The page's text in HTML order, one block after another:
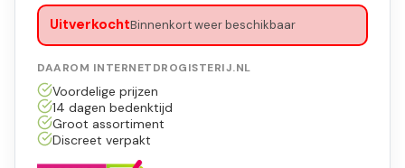
UitverkochtBinnenkort weer beschikbaar
DAAROM INTERNETDROGISTERIJ.NL
Voordelige prijzen
14 dagen bedenktijd
Groot assortiment
Discreet verpakt